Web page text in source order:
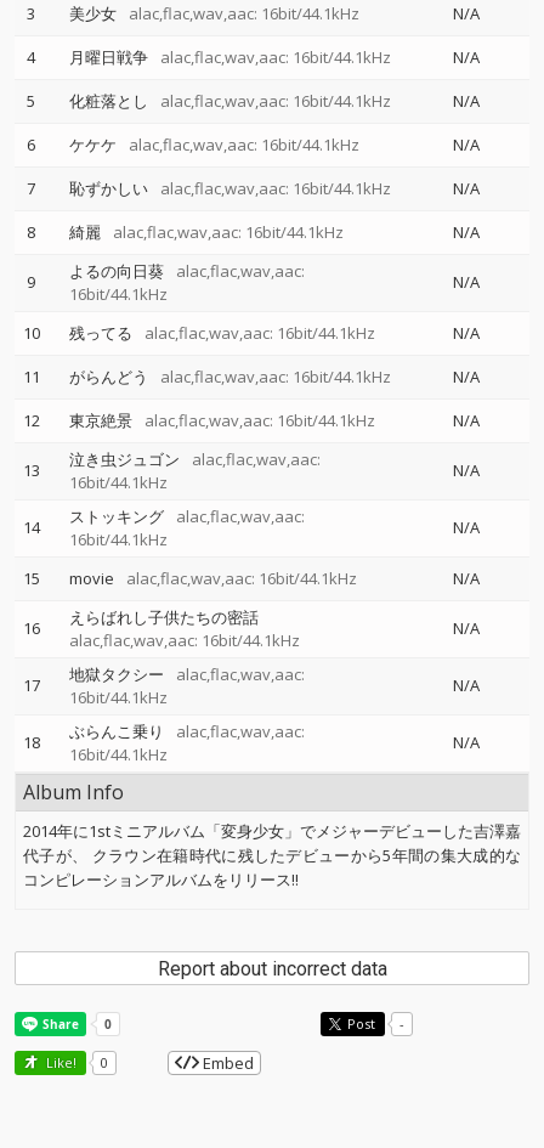
3 美少女 alac,flac,wav,aac: 16bit/44.1kHz
N/A
4
月曜日戦争 alac,flac,wav,aac: 16bit/44.1kHz
N/A
5
化粧落とし alac,flac,wav,aac: 16bit/44.1kHz
N/A
6
ケケケ alac,flac,wav,aac: 16bit/44.1kHz
N/A
7
恥ずかしい alac,flac,wav,aac: 16bit/44.1kHz
N/A
8
綺麗 alac,flac,wav,aac: 16bit/44.1kHz N/A
9 よるの向日葵
alac,flac,wav,aac:
16bit/44.1kHz
N/A
10 残ってる alac,flac,wav,aac: 16bit/44.1kHz
N/A
11
がらんどう alac,flac,wav,aac: 16bit/44.1kHz
N/A
12
東京絶景 alac,flac,wav,aac: 16bit/44.1kHz N/A
13 泣き虫ジュゴン
alac,flac,wav,aac:
16bit/44.1kHz
N/A
14 ストッキング
alac,flac,wav,aac:
16bit/44.1kHz
N/A
15 movie alac,flac,wav,aac: 16bit/44.1kHz N/A
16
えらばれし子供たちの密話
alac,flac,wav,aac: 16bit/44.1kHz
N/A
17 地獄タクシー
alac,flac,wav,aac:
16bit/44.1kHz
N/A
18 ぶらんこ乗り
alac,flac,wav,aac:
16bit/44.1kHz
N/A
Album Info
2014年に1stミニアルバム「変身少女」でメジャーデビューした吉澤嘉
代子が、 クラウン在籍時代に残したデビューから5年間の集大成的な
コンピレーションアルバムをリリース!!
Report about incorrect data
Post -
Like! 0 Embed